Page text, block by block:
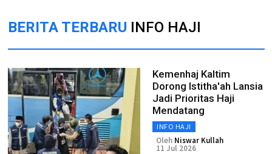
BERITA TERBARU INFO HAJI
Kemenhaj Kaltim
Dorong Istitha'ah Lansia
Jadi Prioritas Haji
Mendatang
INFO HAJI
Oleh Niswar Kullah
11 Jul 2026